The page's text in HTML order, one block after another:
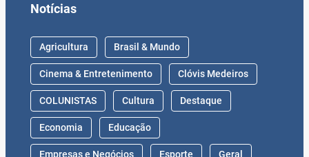
Notícias
Agricultura Brasil & Mundo
Cinema & Entretenimento Clóvis Medeiros
COLUNISTAS Cultura Destaque
Economia Educação
Empresas e Negócios Esporte Geral